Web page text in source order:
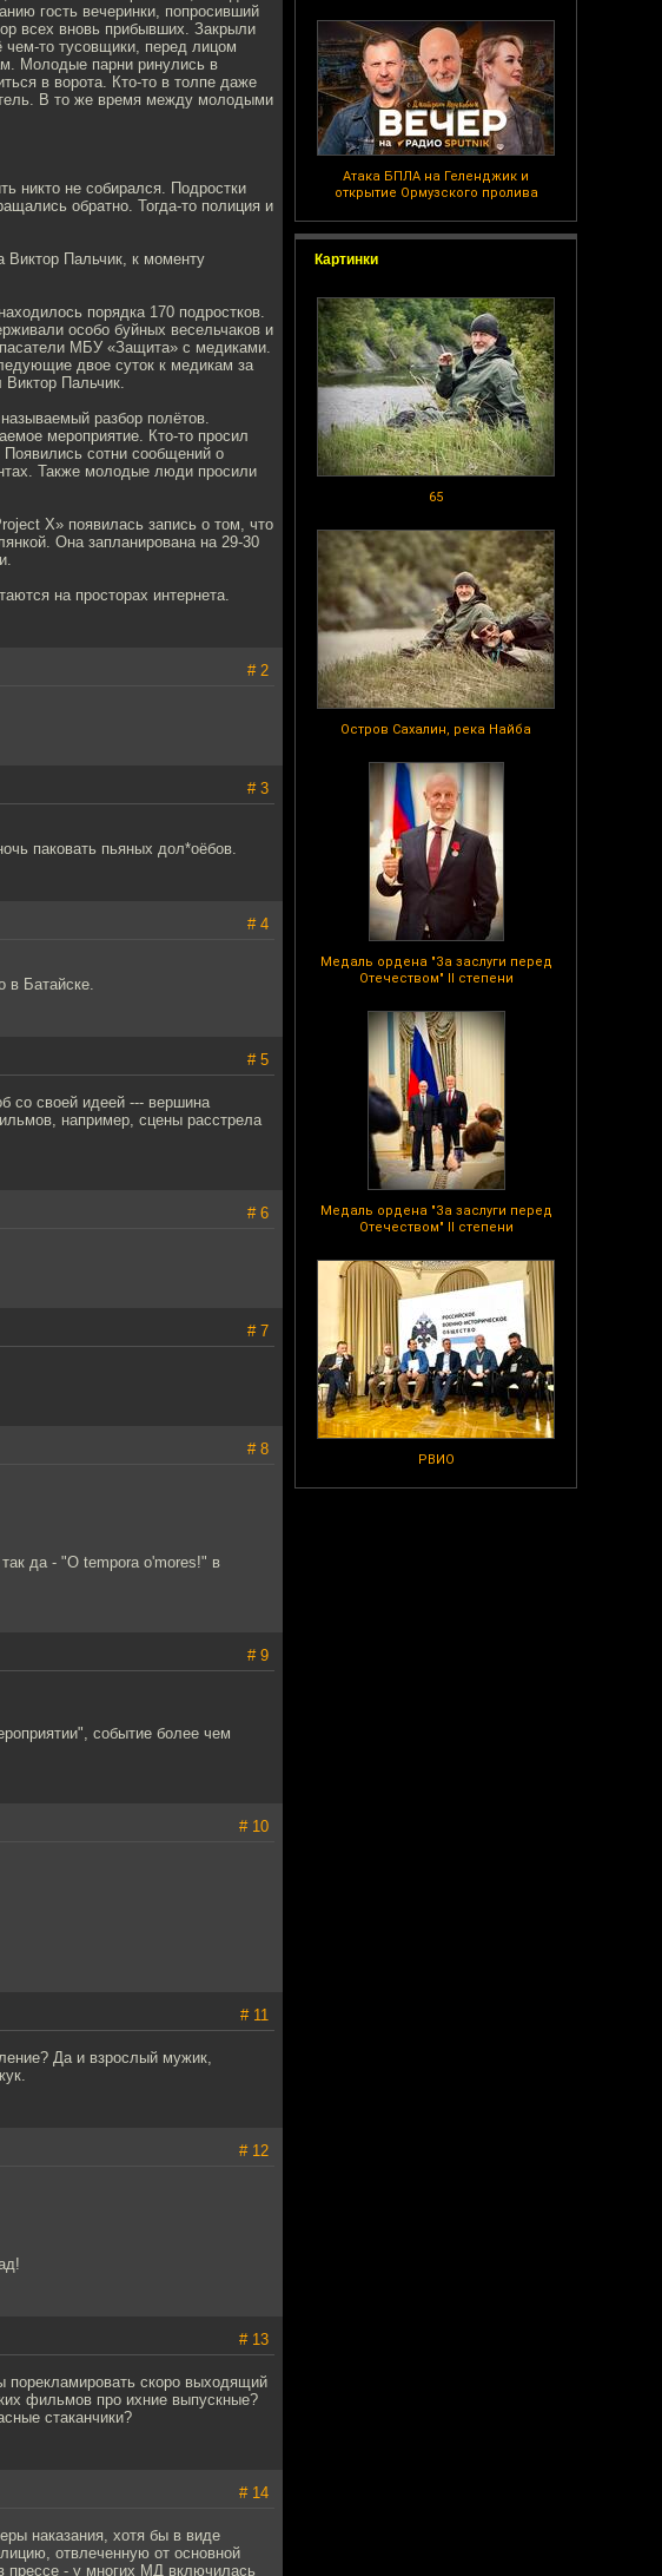
Атака БПЛА на Геленджик и
открытие Ормузского пролива
Картинки
65
Остров Сахалин, река Найба
Медаль ордена "За заслуги перед
Отечеством" II степени
Медаль ордена "За заслуги перед
Отечеством" II степени
РВИО
гость вечеринки, попросивший
всех вновь прибывших. Закрыли
чем-то тусовщики, перед лицом
Молодые парни ринулись в
в ворота. Кто-то в толпе даже
В то же время между молодыми
никто не собирался. Подростки
обратно. Тогда-то полиция и
Виктор Пальчик, к моменту
порядка 170 подростков.
особо буйных весельчаков и
МБУ «Защита» с медиками.
двое суток к медикам за
Виктор Пальчик.
разбор полётов.
мероприятие. Кто-то просил
Появились сотни сообщений о
Также молодые люди просили
X» появилась запись о том, что
Она запланирована на 29-30
на просторах интернета.
# 2
# 3
паковать пьяных дол*оёбов.
# 4
в Батайске.
# 5
со своей идеей --- вершина
например, сцены расстрела
# 6
# 7
# 8
да - "O tempora o'mores!" в
# 9
событие более чем
# 10
# 11
Да и взрослый мужик,
# 12
# 13
порекламировать скоро выходящий
фильмов про ихние выпускные?
стаканчики?
# 14
наказания, хотя бы в виде
отвлеченную от основной
прессе - у многих МД включилась